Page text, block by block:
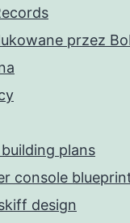
przez
plans
console
design